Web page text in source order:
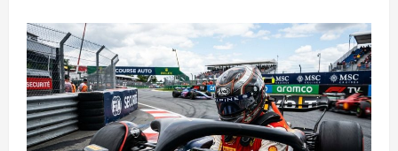
analyser
les
données
télémétriques
pour
gagner
en
performance
en
2026